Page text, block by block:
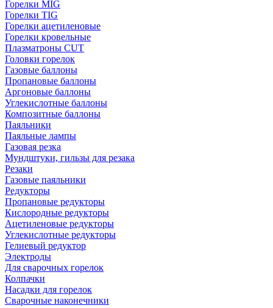
Горелки MIG
Горелки TIG
Горелки ацетиленовые
Горелки кровельные
Плазматроны CUT
Головки горелок
Газовые баллоны
Пропановые баллоны
Аргоновые баллоны
Углекислотные баллоны
Композитные баллоны
Паяльники
Паяльные лампы
Газовая резка
Мундштуки, гильзы для резака
Резаки
Газовые паяльники
Редукторы
Пропановые редукторы
Кислородные редукторы
Ацетиленовые редукторы
Углекислотные редукторы
Гелиевый редуктор
Электроды
Для сварочных горелок
Колпачки
Насадки для горелок
Сварочные наконечники